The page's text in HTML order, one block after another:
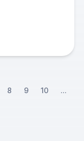
8 9 10
...